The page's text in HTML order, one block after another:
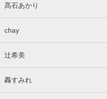
髙石あかり
chay
辻希美
轟すみれ